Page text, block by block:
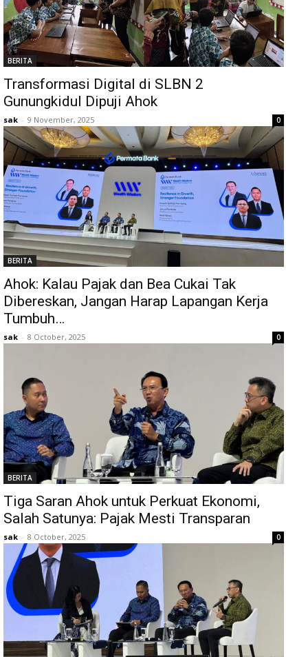
BERITA
Transformasi Digital di SLBN 2
Gunungkidul Dipuji Ahok
sak - 9 November, 2025 0
BERITA
Ahok: Kalau Pajak dan Bea Cukai Tak
Dibereskan, Jangan Harap Lapangan Kerja
Tumbuh…
sak - 8 October, 2025 0
BERITA
Tiga Saran Ahok untuk Perkuat Ekonomi,
Salah Satunya: Pajak Mesti Transparan
sak - 8 October, 2025 0